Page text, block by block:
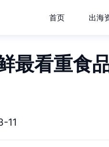
首页 出海
最看重食
11